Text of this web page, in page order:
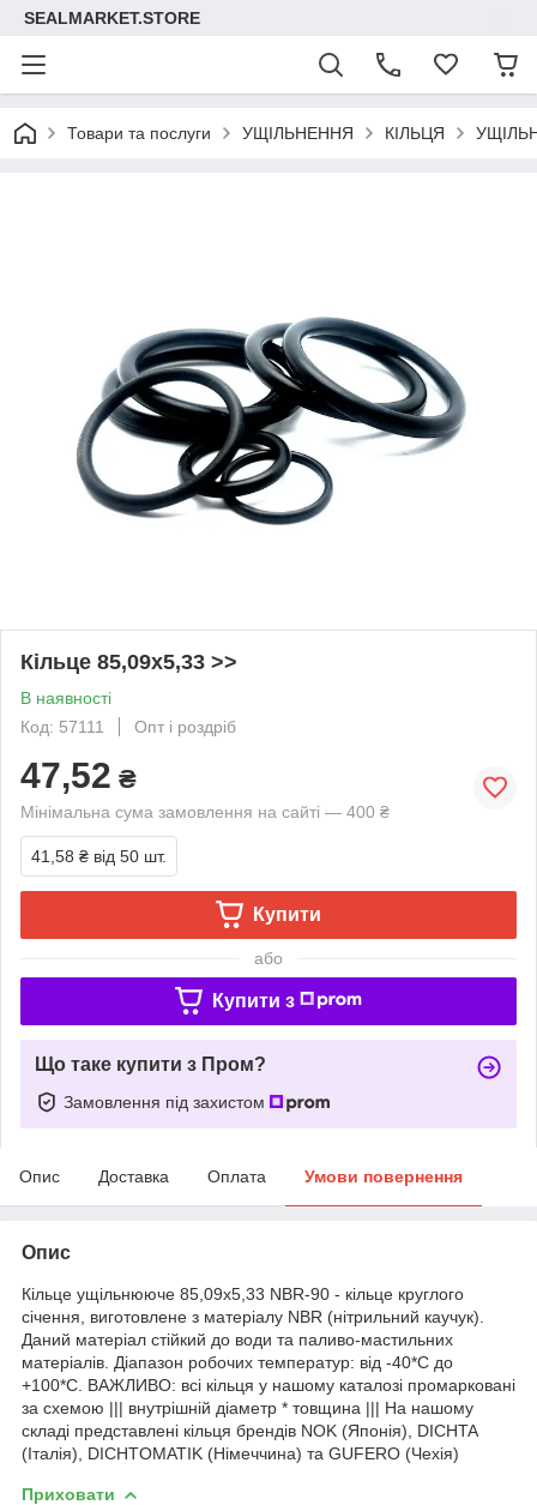
SEALMARKET.STORE
Товари та послуги УЩІЛЬНЕННЯ КІЛЬЦЯ
Кільце 85,09х5,33 >>
В наявності
Код: 57111
Опт і роздріб
47,52 ₴
Мінімальна сума замовлення на сайті — 400 ₴
41,58 ₴ від 50 шт.
Купити
або
Купити з
Що таке купити з Пром?
Замовлення під захистом
Опис Доставка Оплата Умови повернення
Опис
Кільце ущільнююче 85,09х5,33 NBR-90 - кільце круглого
січення, виготовлене з матеріалу NBR (нітрильний каучук).
Даний матеріал стійкий до води та паливо-мастильних
матеріалів. Діапазон робочих температур: від -40*С до
+100*С. ВАЖЛИВО: всі кільця у нашому каталозі промарковані
за схемою ||| внутрішній діаметр * товщина ||| На нашому
складі представлені кільця брендів NOK (Японія), DICHTA
(Італія), DICHTOMATIK (Німеччина) та GUFERO (Чехія)
Приховати